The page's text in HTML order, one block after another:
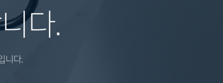
다.
니다.